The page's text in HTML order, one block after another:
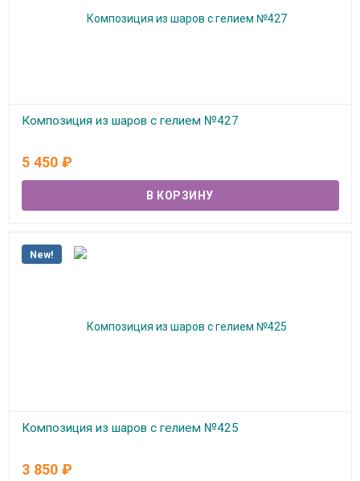
Композиция из шаров с гелием №427
5 450 ₽
New!
Композиция из шаров с гелием №425
3 850 ₽